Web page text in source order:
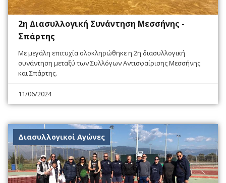
2η Διασυλλογική Συνάντηση Μεσσήνης -
Σπάρτης
Με μεγάλη επιτυχία ολοκληρώθηκε η 2η διασυλλογική
συνάντηση μεταξύ των Συλλόγων Αντισφαίρισης Μεσσήνης
και Σπάρτης.
11/06/2024
Διασυλλογικοί Αγώνες